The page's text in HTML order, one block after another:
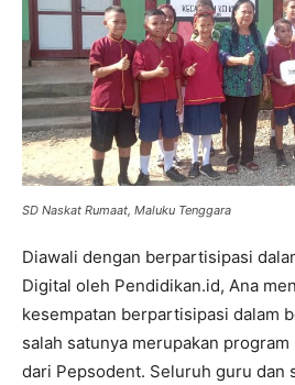
SD Naskat Rumaat, Maluku Tenggara
Diawali dengan berpartisipasi
Digital oleh Pendidikan.id, Ana
kesempatan berpartisipasi dalam
salah satunya merupakan
dari Pepsodent. Seluruh guru dan